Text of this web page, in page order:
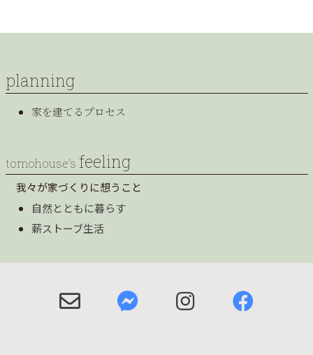
planning
家を建てるプロセス
tomohouse’s feeling
我々が家づくりに想うこと
自然とともに暮らす
薪ストーブ生活